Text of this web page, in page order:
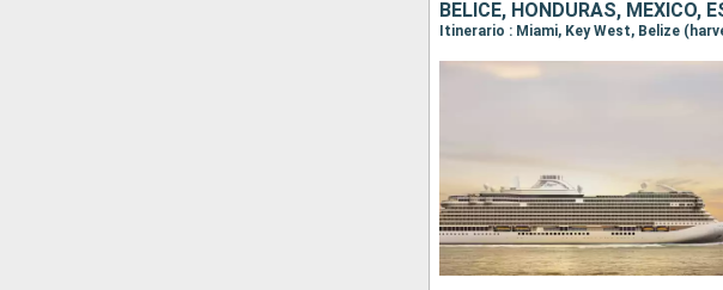
BELICE, HONDURAS, MÉXICO,
Itinerario : Miami, Key West, Belize